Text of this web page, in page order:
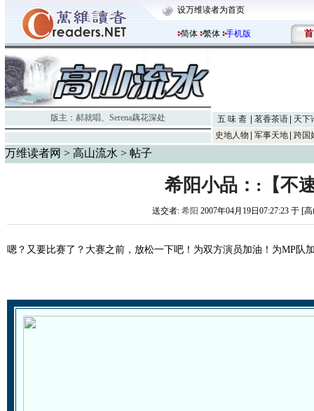
设万维读者为首页
简体 繁体 手机版 首
版主： 郝就唱、 Serena藕花深处 五 味 斋 茗香茶语
天下
史地人物
军事天地 跨国
万维读者网 > 高山流水 > 帖子
希阳小品：:【不
送交者: 希阳 2007年04月19日07:27:23 于 [
嗯？又要比赛了？大赛之前，放松一下吧！为双方演员加油！为MP队